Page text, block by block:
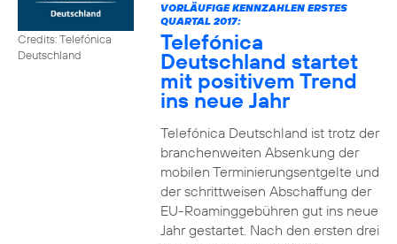
Credits: Telefónica
Deutschland
VORLÄUFIGE KENNZAHLEN ERSTES
QUARTAL 2017:
Telefónica
Deutschland startet
mit positivem Trend
ins neue Jahr
Telefónica Deutschland ist trotz der
branchenweiten Absenkung der
mobilen Terminierungsentgelte und
der schrittweisen Abschaffung der
EU-Roaminggebühren gut ins neue
Jahr gestartet. Nach den ersten drei